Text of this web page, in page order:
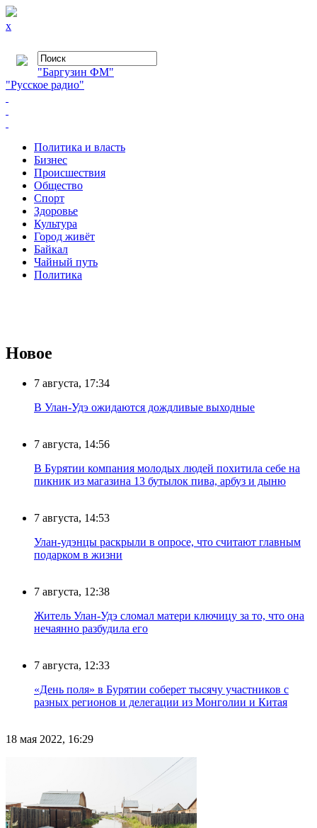
x
"Баргузин ФМ"
"Русское радио"
Политика и власть
Бизнес
Происшествия
Общество
Cпорт
Здоровье
Культура
Город живёт
Байкал
Чайный путь
Политика
Новое
7 августа, 17:34
В Улан-Удэ ожидаются дождливые выходные
7 августа, 14:56
В Бурятии компания молодых людей похитила себе на
пикник из магазина 13 бутылок пива, арбуз и дыню
7 августа, 14:53
Улан-удэнцы раскрыли в опросе, что считают главным
подарком в жизни
7 августа, 12:38
Житель Улан-Удэ сломал матери ключицу за то, что она
нечаянно разбудила его
7 августа, 12:33
«День поля» в Бурятии соберет тысячу участников с
разных регионов и делегации из Монголии и Китая
18 мая 2022, 16:29